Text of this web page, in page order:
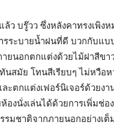
ว บรู๊วว ซึ่งหลังคาทรงเพิ
รระบายน้ำฝนที่ดี บวกกับแ
ยนอกตกแต่งด้วยไม้ฝาสีขา
นสมัย โทนสีเรียบๆ ไม่หวือ
ละตกแต่งเฟอร์นิเจอร์ด้วย
องนั่งเล่นได้ด้วยการเพิ่มช่
รมชาติจากภายนอกอย่าง